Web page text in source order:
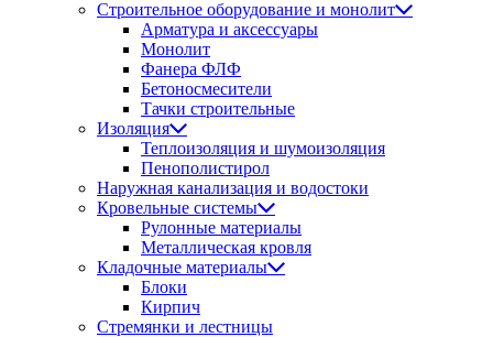
Строительное оборудование и монолит
Арматура и аксессуары
Монолит
Фанера ФЛФ
Бетоносмесители
Тачки строительные
Изоляция
Теплоизоляция и шумоизоляция
Пенополистирол
Наружная канализация и водостоки
Кровельные системы
Рулонные материалы
Металлическая кровля
Кладочные материалы
Блоки
Кирпич
Стремянки и лестницы